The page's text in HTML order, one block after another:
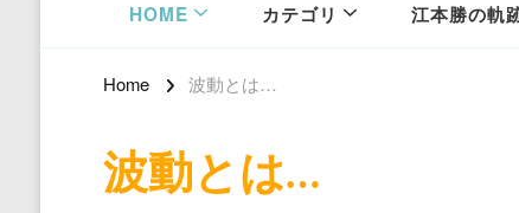
HOME カテゴリ 江本勝の軌
Home 波動とは…
波動とは…